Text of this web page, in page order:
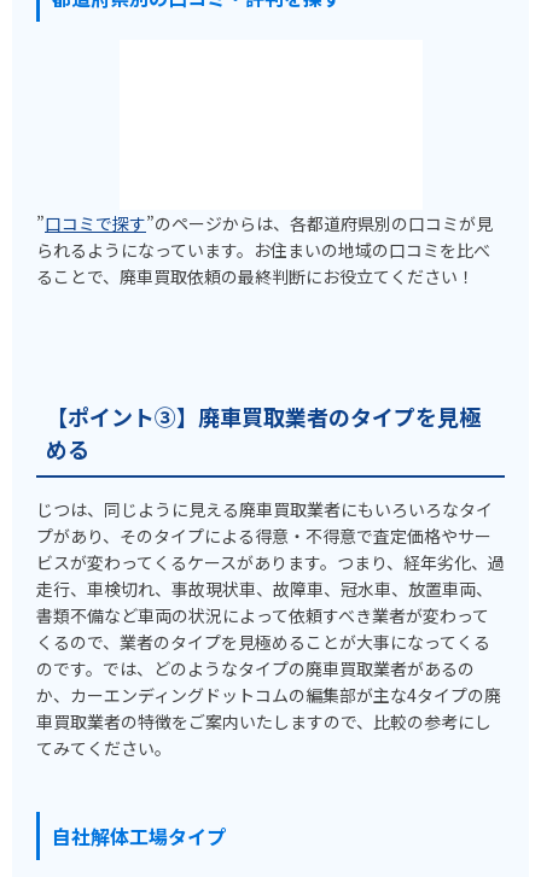
”口コミで探す”のページからは、各都道府県別の口コミが見
られるようになっています。お住まいの地域の口コミを比べ
ることで、廃車買取依頼の最終判断にお役立てください！
【ポイント③】廃車買取業者のタイプを見極
める
じつは、同じように見える廃車買取業者にもいろいろなタイ
プがあり、そのタイプによる得意・不得意で査定価格やサー
ビスが変わってくるケースがあります。つまり、経年劣化、過
走行、車検切れ、事故現状車、故障車、冠水車、放置車両、
書類不備など車両の状況によって依頼すべき業者が変わって
くるので、業者のタイプを見極めることが大事になってくる
のです。では、どのようなタイプの廃車買取業者があるの
か、カーエンディングドットコムの編集部が主な4タイプの廃
車買取業者の特徴をご案内いたしますので、比較の参考にし
てみてください。
自社解体工場タイプ